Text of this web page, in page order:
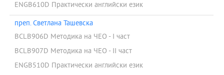
ENGB610D Практически английски език
преп. Светлана Ташевска
BCLB906D Методика на ЧЕО - I част
BCLB907D Методика на ЧЕО - II част
ENGB510D Практически английски език